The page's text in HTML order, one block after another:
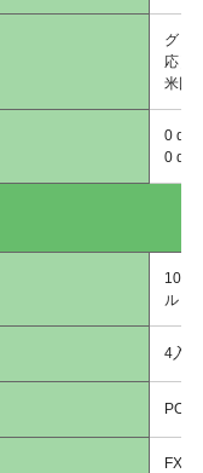
グロ
応）
米国
0
0
10/
ル（
4入
POE